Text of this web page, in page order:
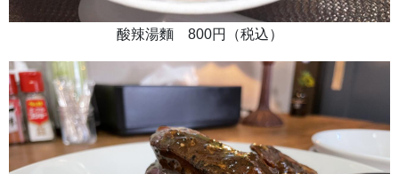
酸辣湯麵 800円（税込）